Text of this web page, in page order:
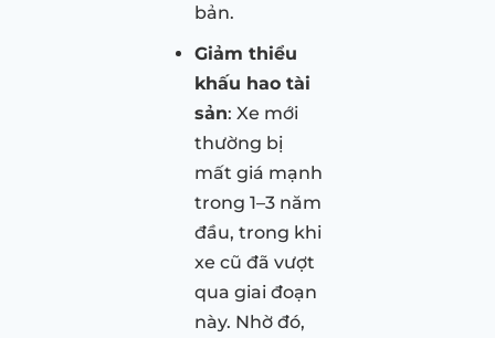
bản.
Giảm thiểu
khấu hao tài
sản: Xe mới
thường bị
mất giá mạnh
trong 1–3 năm
đầu, trong khi
xe cũ đã vượt
qua giai đoạn
này. Nhờ đó,